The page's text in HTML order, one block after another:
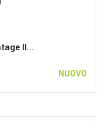
II...
NUOVO